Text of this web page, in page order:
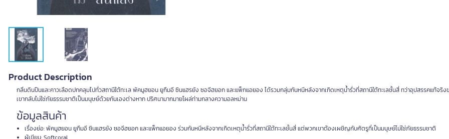
Product Description
กลิ่นดินปืนและคาวเลือดปกคลุมไปทั่วสถานีใต้ทะเล พัคมูฮยอน ยูกึมอี ซินแฮรยัง ซอจีฮยอก และแพ็กแอยอง ได้รวมกลุ่มกันหนีหลังจากเกิดเหตุน้ำรั่วที่สถานีใต้ทะเลชั้นสี่ ทว่าอุปสรรคแท้จริ
เขากลับไม่ใช่ภัยธรรมชาติเป็นมนุษย์ด้วยกันเองต่างหาก ปริศนามากมายโผล่ท่ามกลางความอลหม่าน
ข้อมูลสินค้า
เรื่องย่อ: พัคมูฮยอน ยูกึมอี ซินแฮรยัง ซอจีฮยอก และแพ็กแอยอง ร่วมกันหนีหลังจากเกิดเหตุน้ำรั่วที่สถานีใต้ทะเลชั้นสี่ แต่พวกเขาต้องเผชิญกับศัตรูที่เป็นมนุษย์ไม่ใช่ภัยธรรมชาติ